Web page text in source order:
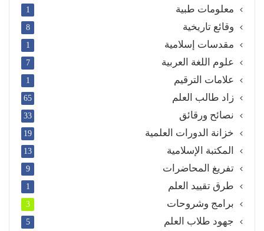
معلومات طبية 1
وقائع تاريخية 8
مقدسات إسلامية 1
علوم اللغة العربية 7
علامات الترقيم 1
زاد طالب العلم 65
نصائح ورقائق 33
خزانة الدورات العلمية 19
المكتبة الإسلامية 13
تفريغ المحاضرات 9
طرق تقييد العلم 1
برامج وشروحات 3
جهود طلاب العلم 5